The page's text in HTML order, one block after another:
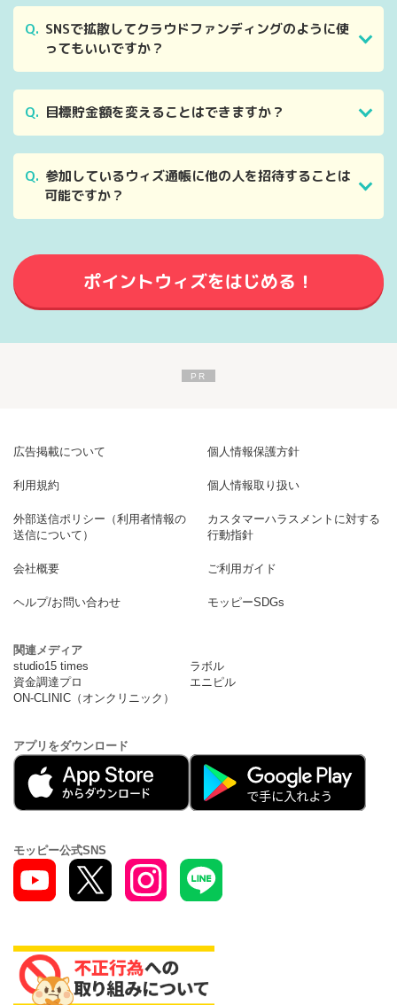
Q. SNSで拡散してクラウドファンディングのように使
ってもいいですか？
Q. 目標貯金額を変えることはできますか？
Q. 参加しているウィズ通帳に他の人を招待することは
可能ですか？
ポイントウィズをはじめる！
広告掲載について 個人情報保護方針
利用規約 個人情報取り扱い
外部送信ポリシー（利用者情報の
送信について）
カスタマーハラスメントに対する
行動指針
会社概要 ご利用ガイド
ヘルプ/お問い合わせ モッピーSDGs
関連メディア
studio15 times
ラボル
資金調達プロ
エニピル
ON-CLINIC（オンクリニック）
アプリをダウンロード
モッピー公式SNS